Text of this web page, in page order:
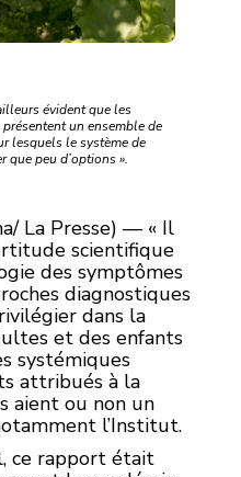
évident que les
un ensemble de
lesquels le système de
que peu d’options ».
La Presse) — « Il
scientifique
des symptômes
diagnostiques
dans la
et des enfants
systémiques
attribués à la
aient ou non un
l’Institut.
ce rapport était